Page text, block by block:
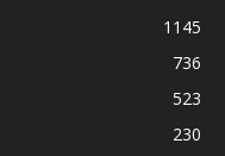
1145
736
523
230